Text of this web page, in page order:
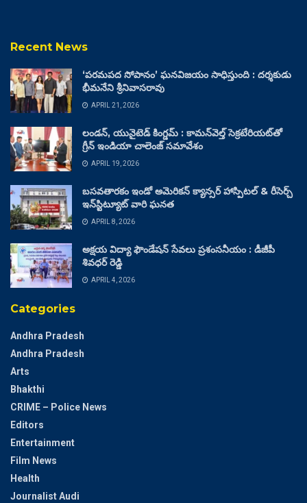
Recent News
‘పరమపద సోపానం’ ఘనవిజయం సాధిస్తుంది : దర్శకుడు
భీమనేని శ్రీనివాసరావు
APRIL 21, 2026
లండన్, యునైటెడ్ కింగ్డమ్ : కామన్‌వెల్త్ సెక్రటేరియట్‌తో
గ్రీన్ ఇండియా చాలెంజ్ సమావేశం
APRIL 19, 2026
బసవతారకం ఇండో అమెరికన్ క్యాన్సర్ హాస్పిటల్ & రీసెర్చ్
ఇన్‌స్టిట్యూట్ వారి ఘనత
APRIL 8, 2026
అక్షయ విద్యా ఫౌండేషన్ సేవలు ప్రశంసనీయం : డీజీపీ
శివధర్ రెడ్డి
APRIL 4, 2026
Categories
Andhra Pradesh
Andhra Pradesh
Arts
Bhakthi
CRIME – Police News
Editors
Entertainment
Film News
Health
Journalist Audi